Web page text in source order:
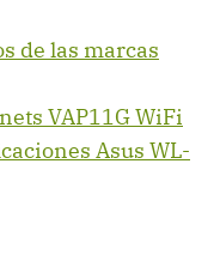
de las marcas
VAP11G WiFi
Asus WL-